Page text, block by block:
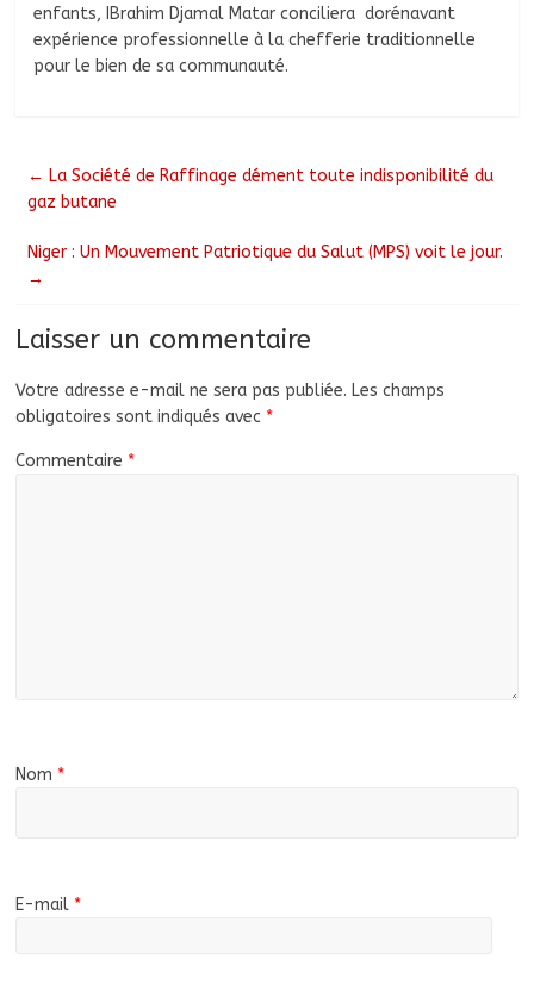
enfants, IBrahim Djamal Matar conciliera dorénavant
expérience professionnelle à la chefferie traditionnelle
pour le bien de sa communauté.
← La Société de Raffinage dément toute indisponibilité du
gaz butane
Niger : Un Mouvement Patriotique du Salut (MPS) voit le jour.
→
Laisser un commentaire
Votre adresse e-mail ne sera pas publiée. Les champs
obligatoires sont indiqués avec *
Commentaire *
Nom *
E-mail *